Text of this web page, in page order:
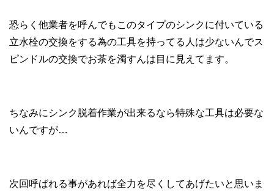
恐らく他業者を呼んでもこのタイプのシンクに付いている
立水栓の交換をする為の工具を持ってる人は少ないんでス
ピンドルの交換でお茶を濁すんは目に見えてます。
ちなみにシンク脱着作業が出来るなら特殊な工具は必要な
いんですが…
次回呼ばれる事があれば全力を尽くしてあげたいと思いま